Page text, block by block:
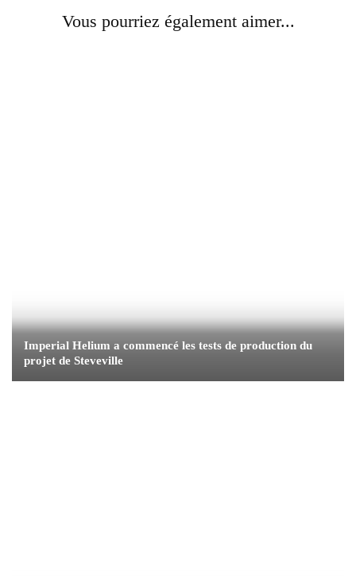
Vous pourriez également aimer...
Imperial Helium a commencé les tests de production du
projet de Steveville